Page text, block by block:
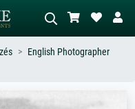
le a jelenetet – pl. zöld rét, sok
English Photographer